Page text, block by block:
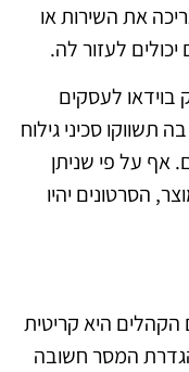
את השירות או
לעזור לה.
בוידאו לעסקים
סכיני גילוח
אף על פי שניתן
הסרטונים יהיו
היא קריטית
המסר חשובה